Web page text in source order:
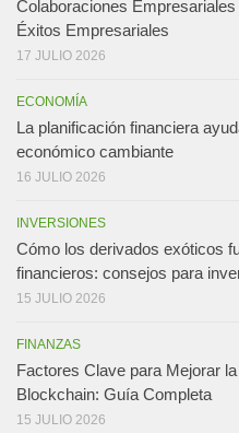
Colaboraciones
Éxitos Empresariales
17 JULIO 2026
ECONOMÍA
La planificación financiera
económico cambiante
16 JULIO 2026
INVERSIONES
Cómo los derivados exóticos
financieros: consejos para
15 JULIO 2026
FINANZAS
Factores Clave para Mejorar
Blockchain: Guía Completa
15 JULIO 2026